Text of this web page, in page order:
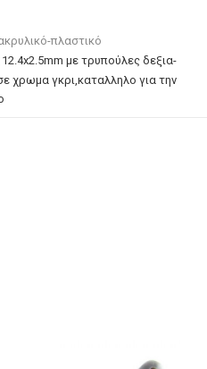
πλαστικό
με τρυπούλες δεξια-
χρωμα γκρι,καταλληλο για την